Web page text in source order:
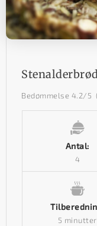
Bedømmelse 4.2/5
Antal:
4
5 minutter